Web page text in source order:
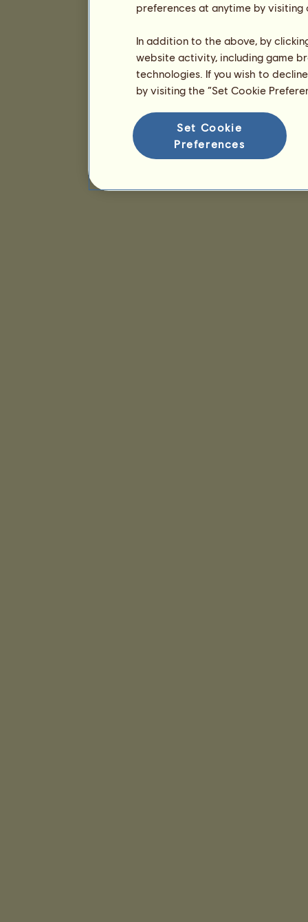
preferences at anytime by
In addition to the above, by
website activity, including game
technologies. If you wish to
by visiting the “Set Cookie
Set Cookie
Preferences